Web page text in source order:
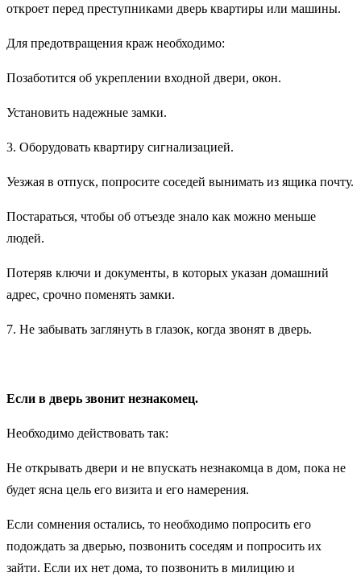
откроет перед преступниками дверь квартиры или машины.
Для предотвращения краж необходимо:
Позаботится об укреплении входной двери, окон.
Установить надежные замки.
3. Оборудовать квартиру сигнализацией.
Уезжая в отпуск, попросите соседей вынимать из ящика почту.
Постараться, чтобы об отъезде знало как можно меньше
людей.
Потеряв ключи и документы, в которых указан домашний
адрес, срочно поменять замки.
7. Не забывать заглянуть в глазок, когда звонят в дверь.
Если в дверь звонит незнакомец.
Необходимо действовать так:
Не открывать двери и не впускать незнакомца в дом, пока не
будет ясна цель его визита и его намерения.
Если сомнения остались, то необходимо попросить его
подождать за дверью, позвонить соседям и попросить их
зайти. Если их нет дома, то позвонить в милицию и